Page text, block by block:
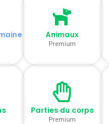
Animaux
Premium
Parties du corps
Premium